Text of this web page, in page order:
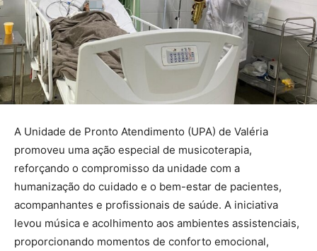
A Unidade de Pronto Atendimento (UPA) de Valéria
promoveu uma ação especial de musicoterapia,
reforçando o compromisso da unidade com a
humanização do cuidado e o bem-estar de pacientes,
acompanhantes e profissionais de saúde. A iniciativa
levou música e acolhimento aos ambientes assistenciais,
proporcionando momentos de conforto emocional,